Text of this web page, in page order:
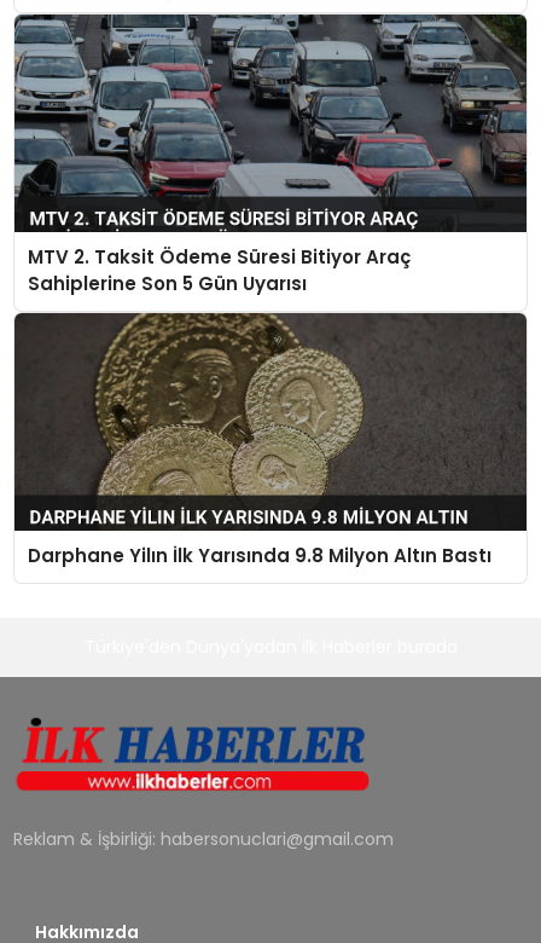
MTV 2. Taksit Ödeme Süresi Bitiyor Araç
Sahiplerine Son 5 Gün Uyarısı
Darphane Yilın İlk Yarısında 9.8 Milyon Altın Bastı
Reklam & İşbirliği: habersonuclari@gmail.com
Hakkımızda